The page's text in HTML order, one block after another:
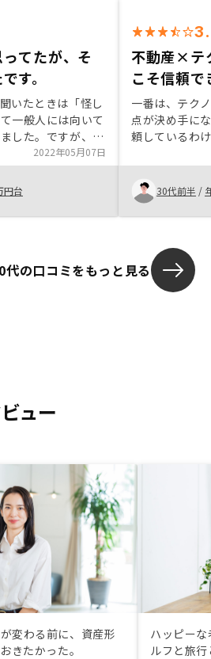
てたが、そ
す。
いたときは「怪し
一般人には向いて
した。ですが、担
て、不動産投資を
た方がいい！と強
た。もちろん、リ
らありました。で
ットが多いと感
い致します。
2022年05月07日
円台
不動産×テ
こそ信頼で
一番は、テク
点が決め手に
頼しているわ
ージがあった
ビスはまさに
した。まだ使
要望が出てき
30代前半 /
代の口コミをもっと見る
ュー
変わる前に、資産形
きたかった。
ハッピー
ルフと旅